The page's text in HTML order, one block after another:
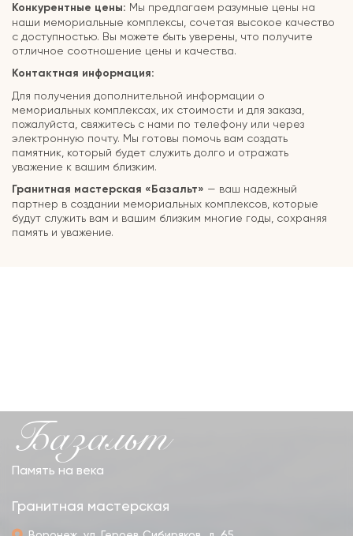
Конкурентные цены: Мы предлагаем разумные цены на
наши мемориальные комплексы, сочетая высокое качество
с доступностью. Вы можете быть уверены, что получите
отличное соотношение цены и качества.
Контактная информация:
Для получения дополнительной информации о
мемориальных комплексах, их стоимости и для заказа,
пожалуйста, свяжитесь с нами по телефону или через
электронную почту. Мы готовы помочь вам создать
памятник, который будет служить долго и отражать
уважение к вашим близким.
Гранитная мастерская «Базальт» — ваш надежный
партнер в создании мемориальных комплексов, которые
будут служить вам и вашим близким многие годы, сохраняя
память и уважение.
Базальт
Память на века
Гранитная мастерская